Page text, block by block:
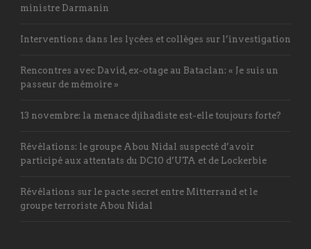
ministre Darmanin
Interventions dans les lycées et collèges sur l’investigation
Rencontres avec David, ex-otage au Bataclan: « Je suis un
passeur de mémoire »
13 novembre: la menace djihadiste est-elle toujours forte?
Révélations: le groupe Abou Nidal suspecté d’avoir
participé aux attentats du DC10 d’UTA et de Lockerbie
Révélations sur le pacte secret entre Mitterrand et le
groupe terroriste Abou Nidal